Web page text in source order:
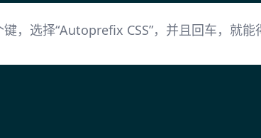
键，选择“Autoprefix CSS”，并且回车，就能